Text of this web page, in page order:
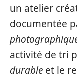
un atelier
documentée
activité de tri
durable et le